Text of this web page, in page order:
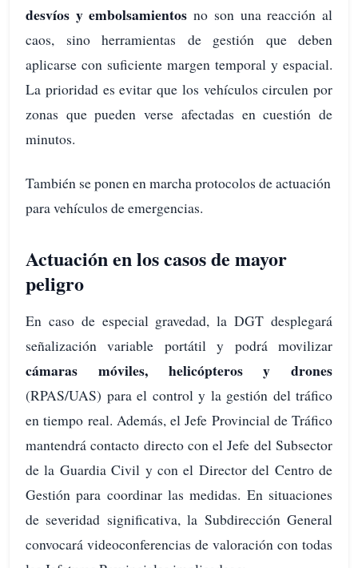
desvíos y embolsamientos no son una reacción al
caos, sino herramientas de gestión que deben
aplicarse con suficiente margen temporal y espacial.
La prioridad es evitar que los vehículos circulen por
zonas que pueden verse afectadas en cuestión de
minutos.
También se ponen en marcha protocolos de actuación
para vehículos de emergencias.
Actuación en los casos de mayor
peligro
En caso de especial gravedad, la DGT desplegará
señalización variable portátil y podrá movilizar
cámaras móviles, helicópteros y drones
(RPAS/UAS) para el control y la gestión del tráfico
en tiempo real. Además, el Jefe Provincial de Tráfico
mantendrá contacto directo con el Jefe del Subsector
de la Guardia Civil y con el Director del Centro de
Gestión para coordinar las medidas. En situaciones
de severidad significativa, la Subdirección General
convocará videoconferencias de valoración con todas